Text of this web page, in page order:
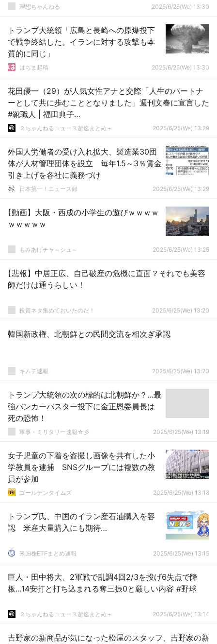
理想ちゃんねる 2025/6/25(We) 13:30
トランプ大統領「広島と長崎への原爆投下
で戦争終結した。イランに対する攻撃も本
質的に同じ」
はちま起稿 2025/6/25(We) 13:30
花田優一（29）が人気女性アナと交際「人生のパートナ
ーとして共に歩むこととなりました」週刊文春に宣言した
#靴職人 | 福田典子…
２ちゃんねるニュース超速まとめ＋ 2025/6/25(We) 13:29
外国人労働者の受け入れ拡大、製造業30団
体が人材管理団体を設立 毎年1.5～3％賃金
引き上げを各社に義務づけ
日本第一！ニュース録 2025/6/25(We) 13:29
【動画】大阪・西成の小学生の遊びｗｗｗｗ
ｗｗｗｗｗ
もみあげチャ～シュ～ 2025/6/25(We) 13:25
【悲報】中居正広、自己破産の危機に直面？それでも美容
師だけは通うらしい！
投資ネタ集めておいたのだ！ 2025/6/25(We) 13:20
韓国新政権、北朝鮮との民間交流を相次ぎ承認
キムチ速報 2025/6/25(We) 13:20
トランプ大統領の次の標的は北朝鮮か？…最
強バンカーバスター投下に金正恩委員長は
死の恐怖！
軍事・ミリタリー速報☆彡 2025/6/25(We) 13:19
女子児童の下着を盗撮し画像を共有した小
学教員を逮捕 SNSグループには複数の教
員が参加
ゴールデンタイムズ 2025/6/25(We) 13:18
トランプ氏、中国のイラン産石油購入を容
認 米産大量購入にも期待…
米国株ETFまとめ速報 2025/6/25(We) 13:15
巨人・田中将大、2軍戦で乱調4回2/3を投げ6失点で降
板…14安打と打ち込まれる奪三振0と厳しい内容 #野球
２ちゃんねるニュース超速まとめ＋ 2025/6/25(We) 13:14
吉野家の新商品が気になった松屋のスタッフ、吉野家の新